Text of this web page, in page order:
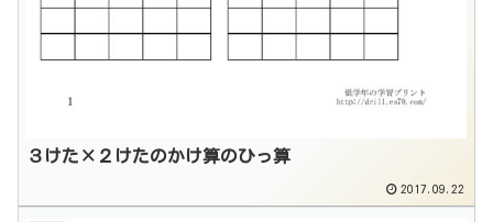
３けた×２けたのかけ算のひっ算
2017.09.22